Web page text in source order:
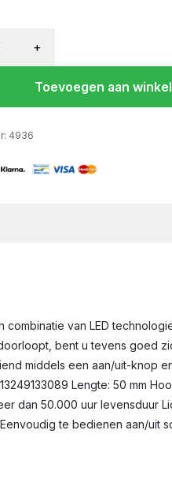
+
Toevoegen aan
4936
van LED
bent u tevens goed
middels een aan/uit-knop
Lengte: 50 mm
dan 50.000 uur levensduur
te bedienen aan/uit